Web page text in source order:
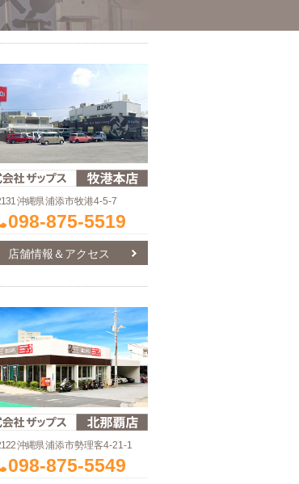
沖縄県浦添市牧港4-5-7
098-875-5519
店舗情報＆アクセス
沖縄県浦添市勢理客4-21-1
098-875-5549